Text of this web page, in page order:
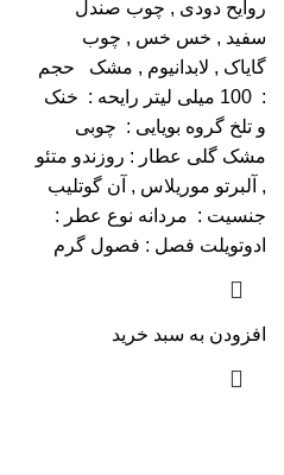
روایح دودی , چوب صندل
سفید , خس خس , چوب
گایاک , لابدانیوم , مشک حجم
: 100 میلی لیتر رایحه : خنک
و تلخ گروه بویایی : چوبی
مشک گلی عطار : روزندو متئو
, آلبرتو موریلاس , آن گوتلیب
جنسیت : مردانه نوع عطر :
ادوتویلت فصل : فصول گرم
افزودن به سبد خرید